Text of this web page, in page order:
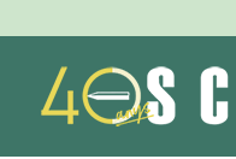
content